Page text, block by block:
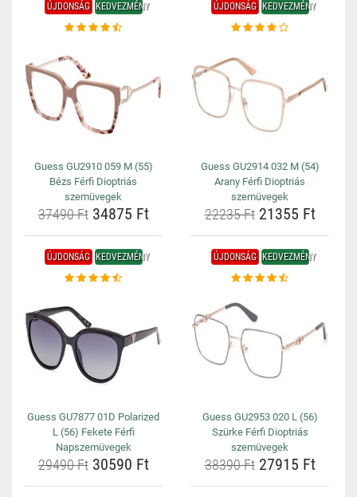
ÚJDONSÁG KEDVEZMÉNY
Guess GU2910 059 M (55)
Bézs Férfi Dioptriás
szemüvegek
37490 Ft34875 Ft
ÚJDONSÁG KEDVEZMÉNY
Guess GU2914 032 M (54)
Arany Férfi Dioptriás
szemüvegek
22235 Ft21355 Ft
ÚJDONSÁG KEDVEZMÉNY
Guess GU7877 01D Polarized
L (56) Fekete Férfi
Napszemüvegek
29490 Ft30590 Ft
ÚJDONSÁG KEDVEZMÉNY
Guess GU2953 020 L (56)
Szürke Férfi Dioptriás
szemüvegek
38390 Ft27915 Ft